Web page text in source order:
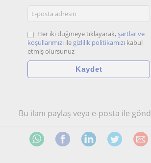
Her iki düğmeye tıklayarak, şartlar ve
koşullarımızı ile gizlilik politikamızı kabul
etmiş olursunuz
Bu ilanı paylaş veya e-posta ile